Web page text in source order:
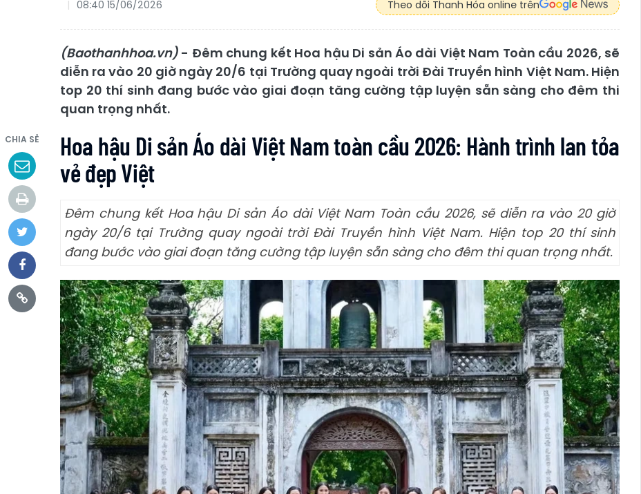
08:40 15/06/2026 Theo dõi Thanh Hóa online trên
(Baothanhhoa.vn) - Đêm chung kết Hoa hậu Di sản Áo dài Việt Nam Toàn cầu 2026, sẽ
diễn ra vào 20 giờ ngày 20/6 tại Trường quay ngoài trời Đài Truyền hình Việt Nam. Hiện
top 20 thí sinh đang bước vào giai đoạn tăng cường tập luyện sẵn sàng cho đêm thi
quan trọng nhất.
CHIA SẺ
Hoa hậu Di sản Áo dài Việt Nam toàn cầu 2026: Hành trình lan tỏa
vẻ đẹp Việt
Đêm chung kết Hoa hậu Di sản Áo dài Việt Nam Toàn cầu 2026, sẽ diễn ra vào 20 giờ
ngày 20/6 tại Trường quay ngoài trời Đài Truyền hình Việt Nam. Hiện top 20 thí sinh
đang bước vào giai đoạn tăng cường tập luyện sẵn sàng cho đêm thi quan trọng nhất.